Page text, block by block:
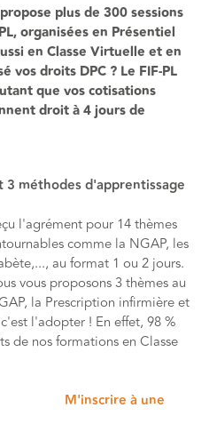
plus de 300 sessions
organisées en Présentiel
en Classe Virtuelle et en
vos droits DPC ? Le FIF-PL
que vos cotisations
droit à 4 jours de
méthodes d'apprentissage
l'agrément pour 14 thèmes
comme la NGAP, les
au format 1 ou 2 jours.
vous proposons 3 thèmes au
la Prescription infirmière et
l'adopter ! En effet, 98 %
de nos formations en Classe
M'inscrire à une